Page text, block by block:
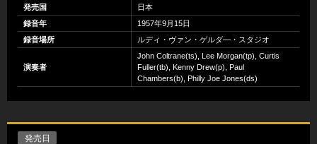
発売国
日本
録音年
1957年9月15日
録音場所
ルディ・ヴァン・ゲルダ―・スタジオ
演奏者
John Coltrane(ts), Lee Morgan(tp), Curtis
Fuller(tb), Kenny Drew(p), Paul
Chambers(b), Philly Joe Jones(ds)
発売日